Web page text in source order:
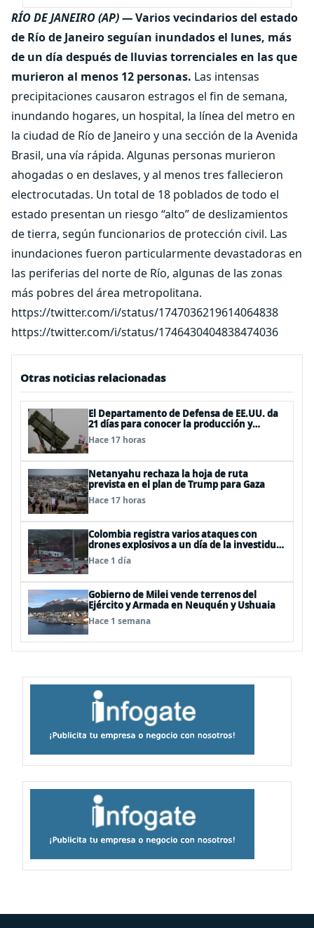
RÍO DE JANEIRO (AP) —Varios vecindarios del estado
de Río de Janeiro seguían inundados el lunes, más
de un día después de lluvias torrenciales en las que
murieron al menos 12 personas. Las intensas
precipitaciones causaron estragos el fin de semana,
inundando hogares, un hospital, la línea del metro en
la ciudad de Río de Janeiro y una sección de la Avenida
Brasil, una vía rápida. Algunas personas murieron
ahogadas o en deslaves, y al menos tres fallecieron
electrocutadas. Un total de 18 poblados de todo el
estado presentan un riesgo “alto” de deslizamientos
de tierra, según funcionarios de protección civil. Las
inundaciones fueron particularmente devastadoras en
las periferias del norte de Río, algunas de las zonas
más pobres del área metropolitana.
https://twitter.com/i/status/1747036219614064838
https://twitter.com/i/status/1746430404838474036
Otras noticias relacionadas
El Departamento de Defensa de EE.UU. da
21 días para conocer la producción y
entrega de armamentos
Hace 17 horas
Netanyahu rechaza la hoja de ruta
prevista en el plan de Trump para Gaza
Hace 17 horas
Colombia registra varios ataques con
drones explosivos a un día de la investidura
de De la Espriella: un policía muerto
Hace 1 día
Gobierno de Milei vende terrenos del
Ejército y Armada en Neuquén y Ushuaia
Hace 1 semana